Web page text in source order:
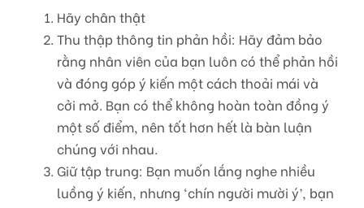
Hãy chân thật
Thu thập thông tin phản hồi: Hãy đảm bảo
rằng nhân viên của bạn luôn có thể phản hồi
và đóng góp ý kiến một cách thoải mái và
cởi mở. Bạn có thể không hoàn toàn đồng ý
một số điểm, nên tốt hơn hết là bàn luận
chúng với nhau.
Giữ tập trung: Bạn muốn lắng nghe nhiều
luồng ý kiến, nhưng ‘chín người mười ý’, bạn